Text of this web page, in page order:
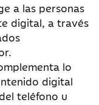
a las personas
digital, a través
lo
digital
teléfono u